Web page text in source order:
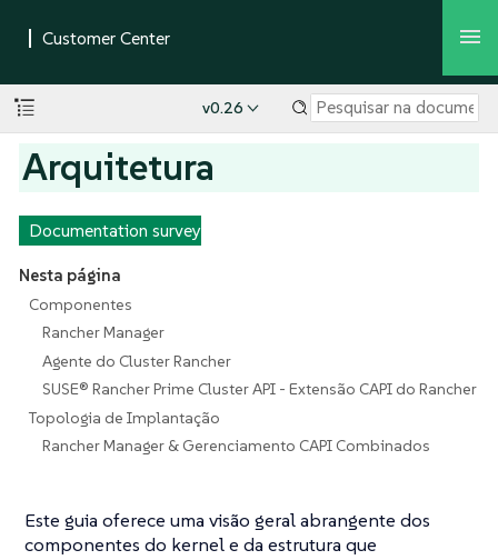
v0.26
Arquitetura
Documentation survey
Nesta página
Componentes
Rancher Manager
Agente do Cluster Rancher
SUSE® Rancher Prime Cluster API - Extensão CAPI do Rancher
Topologia de Implantação
Rancher Manager & Gerenciamento CAPI Combinados
Este guia oferece uma visão geral abrangente dos
componentes do kernel e da estrutura que